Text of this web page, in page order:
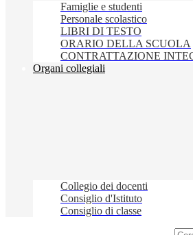
Famiglie e studenti
Personale scolastico
LIBRI DI TESTO
ORARIO DELLA SCUOLA
CONTRATTAZIONE
Organi collegiali
Collegio dei docenti
Consiglio d'Istituto
Consiglio di classe